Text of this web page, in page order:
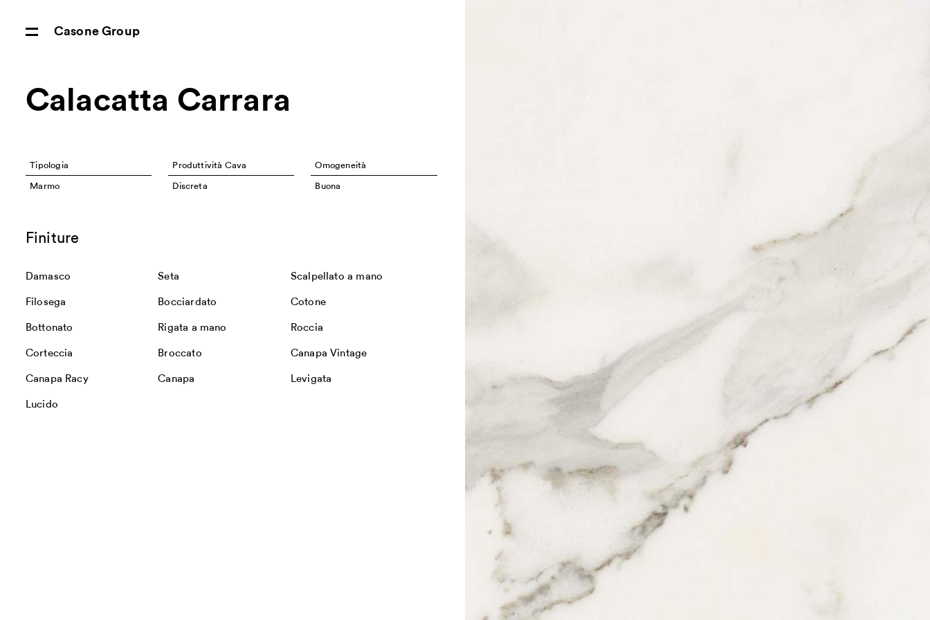
Casone Group
Calacatta Carrara
Tipologia
Marmo
Produttività Cava
Discreta
Omogeneità
Buona
Finiture
Damasco Seta Scalpellato a mano
Filosega Bocciardato Cotone
Bottonato Rigata a mano Roccia
Corteccia Broccato Canapa Vintage
Canapa Racy Canapa Levigata
Lucido